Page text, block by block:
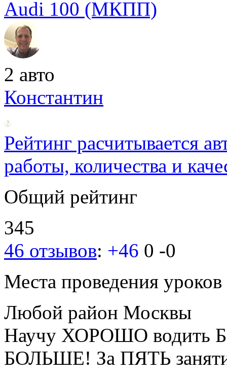
Audi 100 (МКПП)
2 авто
Константин
Рейтинг расчитывается
работы, количества и
Общий рейтинг
345
46 отзывов: +46 0 -0
Места проведения уроков
Любой район Москвы
Научу ХОРОШО водить
БОЛЬШЕ! За ПЯТЬ